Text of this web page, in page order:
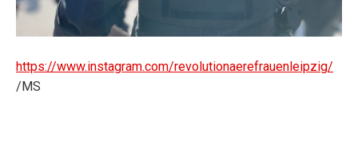
https://www.instagram.com/revolutionaerefrauenleipzig/
/MS